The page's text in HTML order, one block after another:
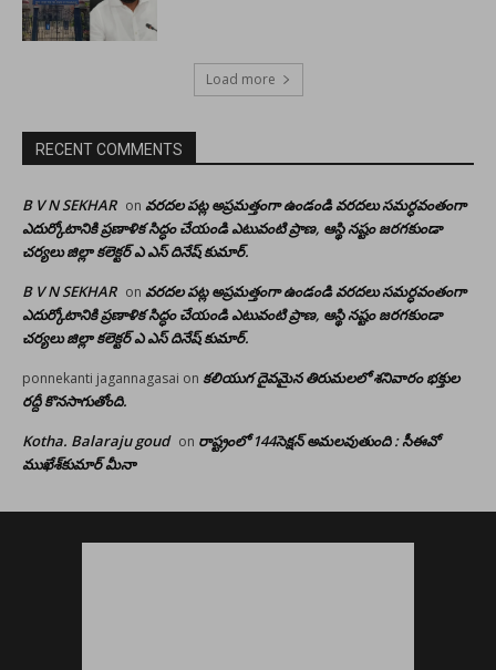
Load more
RECENT COMMENTS
B V N SEKHAR on వరదల పట్ల అప్రమత్తంగా ఉండండి వరదలు సమర్ధవంతంగా
ఎదుర్కోటానికి ప్రణాళిక సిద్ధం చేయండి ఎటువంటి ప్రాణ, ఆస్థి నష్టం జరగకుండా
చర్యలు జిల్లా కలెక్టర్ ఎ ఎస్ దినేష్ కుమార్.
B V N SEKHAR on వరదల పట్ల అప్రమత్తంగా ఉండండి వరదలు సమర్ధవంతంగా
ఎదుర్కోటానికి ప్రణాళిక సిద్ధం చేయండి ఎటువంటి ప్రాణ, ఆస్థి నష్టం జరగకుండా
చర్యలు జిల్లా కలెక్టర్ ఎ ఎస్ దినేష్ కుమార్.
ponnekanti jagannagasai on కలియుగ దైవమైన తిరుమలలో శనివారం భక్తుల
రద్దీ కొనసాగుతోంది.
Kotha. Balaraju goud on రాష్ట్రంలో 144సెక్షన్ అమలవుతుంది : సీఈవో
ముఖేశ్‌కుమార్‌ మీనా